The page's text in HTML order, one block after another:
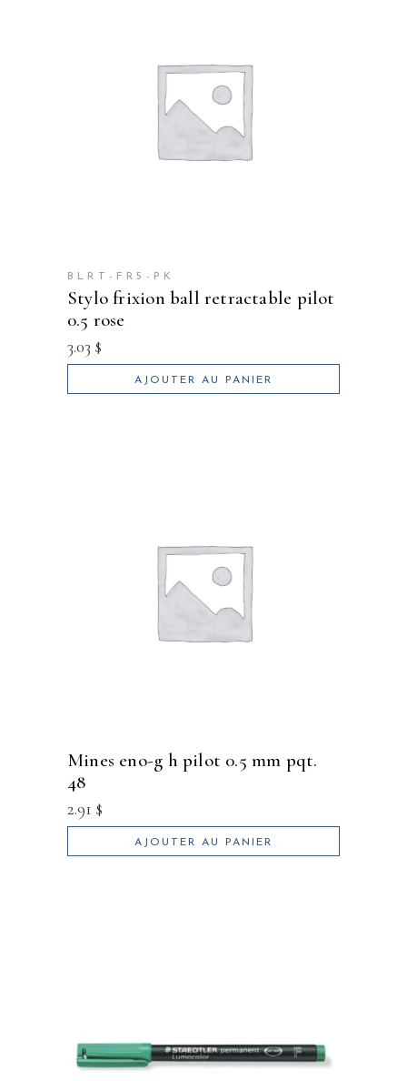
BLRT-FR5-PK
stylo frixion ball retractable pilot
0.5 rose
3.03 $
AJOUTER AU PANIER
mines eno-g h pilot 0.5 mm pqt.
48
2.91 $
AJOUTER AU PANIER